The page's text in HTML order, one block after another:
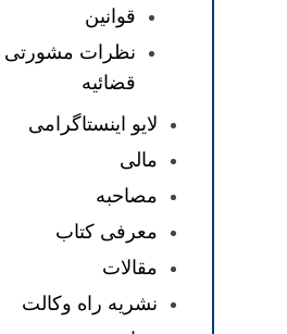
قوانین
نظرات مشورتی
قضائیه
لایو اینستاگرامی
مالی
مصاحبه
معرفی کتاب
مقالات
نشریه راه وکالت